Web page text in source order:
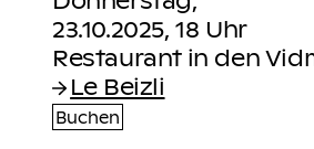
23.10.2025, 18 Uhr
Le Beizli
Buchen